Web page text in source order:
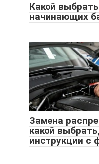
Какой
начинающих
Замена
какой
инструкции с